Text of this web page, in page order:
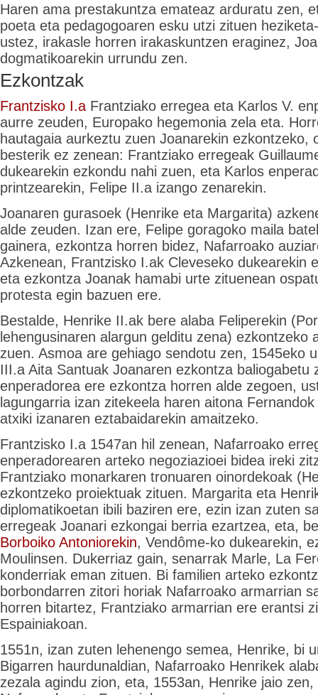
Haren ama prestakuntza emateaz arduratu zen,
poeta eta pedagogoaren esku utzi zituen
ustez, irakasle horren irakaskuntzen eraginez,
dogmatikoarekin urrundu zen.
Ezkontzak
Frantzisko I.a Frantziako erregea eta Karlos V.
aurre zeuden, Europako hegemonia zela eta.
hautagaia aurkeztu zuen Joanarekin ezkontzeko,
besterik ez zenean: Frantziako erregeak
dukearekin ezkondu nahi zuen, eta Karlos
printzearekin, Felipe II.a izango zenarekin.
Joanaren gurasoek (Henrike eta Margarita)
alde zeuden. Izan ere, Felipe goragoko maila
gainera, ezkontza horren bidez, Nafarroako
Azkenean, Frantzisko I.ak Cleveseko dukearekin
eta ezkontza Joanak hamabi urte zituenean
protesta egin bazuen ere.
Bestalde, Henrike II.ak bere alaba Feliperekin
lehengusinaren alargun gelditu zena) ezkontzeko
zuen. Asmoa are gehiago sendotu zen, 1545eko
III.a Aita Santuak Joanaren ezkontza baliogabetu
enperadorea ere ezkontza horren alde zegoen,
lagungarria izan zitekeela haren aitona
atxiki izanaren eztabaidarekin amaitzeko.
Frantzisko I.a 1547an hil zenean, Nafarroako
enperadorearen arteko negoziazioei bidea ireki
Frantziako monarkaren tronuaren oinordekoak
ezkontzeko proiektuak zituen. Margarita eta
diplomatikoetan ibili baziren ere, ezin izan zuten
erregeak Joanari ezkongai berria ezartzea, eta,
Borboiko Antoniorekin, Vendôme-ko dukearekin,
Moulinsen. Dukerriaz gain, senarrak Marle, La
konderriak eman zituen. Bi familien arteko
borbondarren zitori horiak Nafarroako armarrian
horren bitartez, Frantziako armarrian ere erantsi
Espainiakoan.
1551n, izan zuten lehenengo semea, Henrike, bi
Bigarren haurdunaldian, Nafarroako Henrikek
zezala agindu zion, eta, 1553an, Henrike jaio